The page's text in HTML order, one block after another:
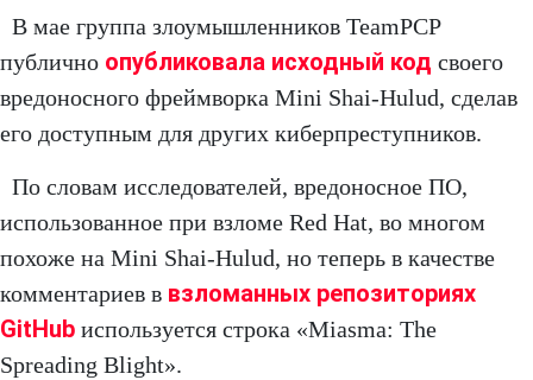
В мае группа злоумышленников TeamPCP
публично опубликовала исходный код своего
вредоносного фреймворка Mini Shai-Hulud, сделав
его доступным для других киберпреступников.
По словам исследователей, вредоносное ПО,
использованное при взломе Red Hat, во многом
похоже на Mini Shai-Hulud, но теперь в качестве
комментариев в взломанных репозиториях
GitHub используется строка «Miasma: The
Spreading Blight».